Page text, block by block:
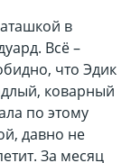
в
Всё –
что Эдик
коварный
по этому
давно не
За месяц